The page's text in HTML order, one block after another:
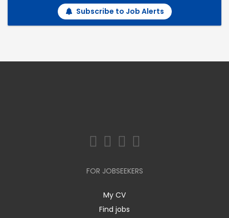
Subscribe to Job Alerts
FOR JOBSEEKERS
My CV
Find jobs